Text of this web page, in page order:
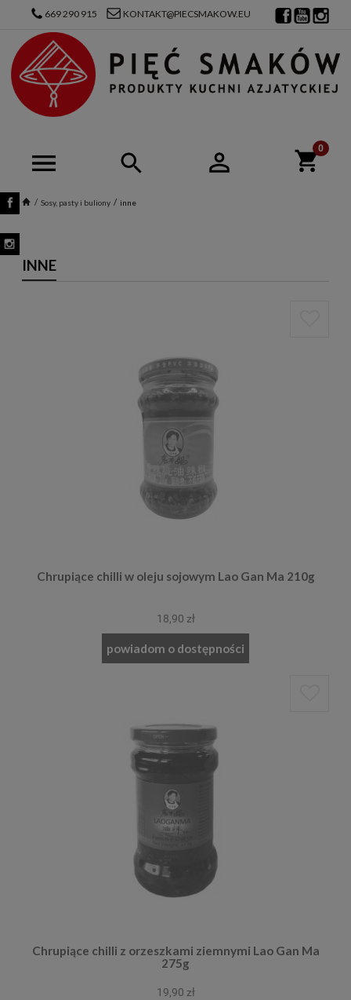
Sosy, pasty i buliony inne
669 290 915 KONTAKT@PIECSMAKOW.EU
INNE
Chrupiące chilli w oleju sojowym Lao Gan Ma 210g
18,90 zł
powiadom o dostępności
Chrupiące chilli z orzeszkami ziemnymi Lao Gan Ma
275g
19,90 zł